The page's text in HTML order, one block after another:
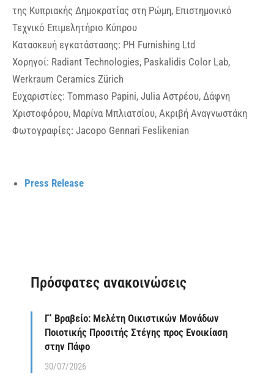
της Κυπριακής Δημοκρατίας στη Ρώμη, Eπιστημονικό
Τεχνικό Επιμελητήριο Κύπρου
Κατασκευή εγκατάστασης: PH Furnishing Ltd
Χορηγοί: Radiant Technologies, Paskalidis Color Lab,
Werkraum Ceramics Zürich
Ευχαριστίες: Tommaso Papini, Julia Αστρέου, Δάφνη
Χριστοφόρου, Μαρίνα Μπλιατσίου, Ακριβή Αναγνωστάκη
Φωτογραφίες: Jacopo Gennari Feslikenian
Press Release
Πρόσφατες ανακοινώσεις
Γ’ Βραβείο: Μελέτη Οικιστικών Μονάδων
Ποιοτικής Προσιτής Στέγης προς Ενοικίαση
στην Πάφο
30/07/2026